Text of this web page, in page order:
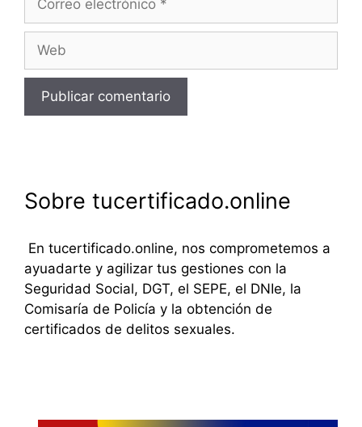
electrónico
Sobre tucertificado.online
En tucertificado.online, nos comprometemos a
ayuadarte y agilizar tus gestiones con la
Seguridad Social, DGT, el SEPE, el DNIe, la
Comisaría de Policía y la obtención de
certificados de delitos sexuales.